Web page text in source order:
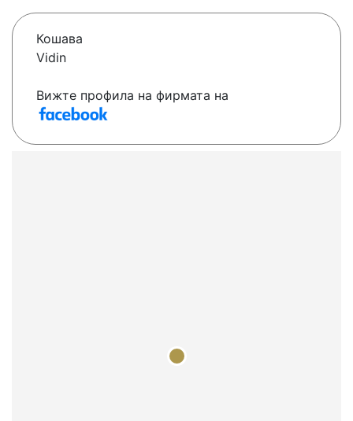
Кошава
Vidin
Вижте профила на фирмата на